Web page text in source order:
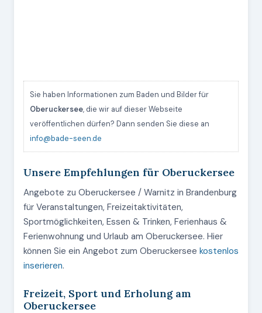
Sie haben Informationen zum Baden und Bilder für
Oberuckersee, die wir auf dieser Webseite
veröffentlichen dürfen? Dann senden Sie diese an
info@bade-seen.de
Unsere Empfehlungen für Oberuckersee
Angebote zu Oberuckersee / Warnitz in Brandenburg
für Veranstaltungen, Freizeitaktivitäten,
Sportmöglichkeiten, Essen & Trinken, Ferienhaus &
Ferienwohnung und Urlaub am Oberuckersee. Hier
können Sie ein Angebot zum Oberuckersee kostenlos
inserieren.
Freizeit, Sport und Erholung am
Oberuckersee